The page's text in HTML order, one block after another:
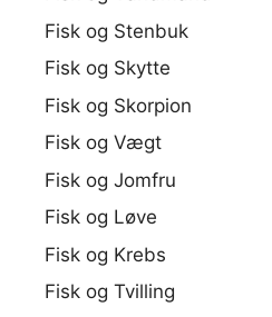
Fisk og Stenbuk
Fisk og Skytte
Fisk og Skorpion
Fisk og Vægt
Fisk og Jomfru
Fisk og Løve
Fisk og Krebs
Fisk og Tvilling